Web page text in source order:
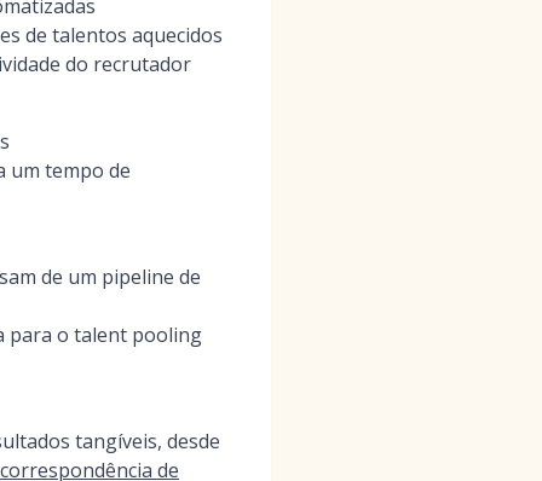
de talentos aquecidos
do recrutador
um tempo de
de um pipeline de
para o talent pooling
tangíveis, desde
de